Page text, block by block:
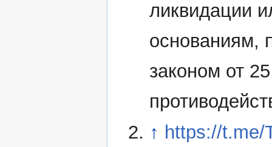
ликвидации
основаниям,
законом от
↑ https://t.me/